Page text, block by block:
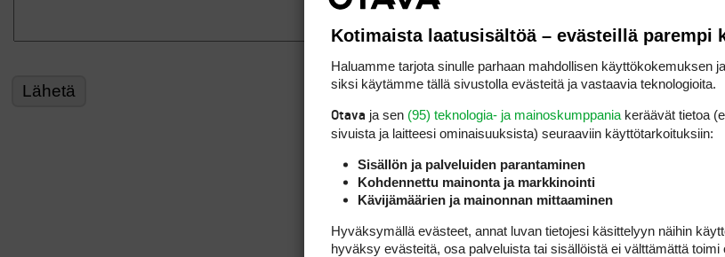
Kotimaista laatusisältöä – evästeillä parempi
Haluamme tarjota sinulle parhaan mahdollisen käyttökokemuksen
siksi käytämme tällä sivustolla evästeitä ja vastaavia teknologioita.
Otava ja sen (95) teknologia- ja mainoskumppania keräävät tietoa
sivuista ja laitteesi ominaisuuk­sista) seuraaviin käyttötarkoituksiin:
Sisällön ja palveluiden parantaminen
Kohdennettu mainonta ja markkinointi
Kävijämäärien ja mainonnan mittaaminen
Hyväksymällä evästeet, annat luvan tietojesi käsittelyyn näihin
hyväksy evästeitä, osa palveluista tai sisällöistä ei välttämättä toimi